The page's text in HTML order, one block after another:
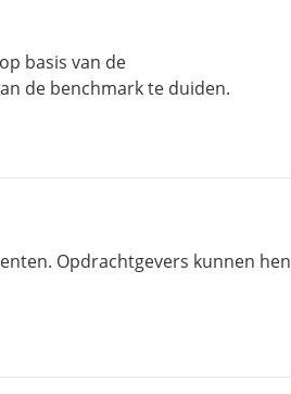
basis van de
de benchmark te duiden.
Opdrachtgevers kunnen hen